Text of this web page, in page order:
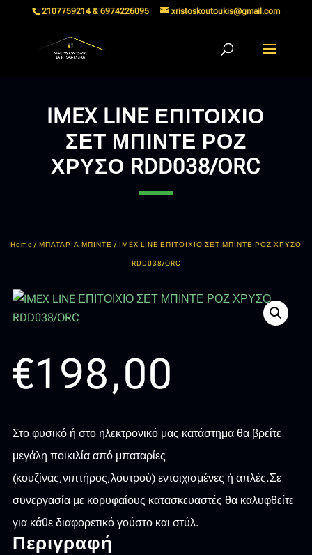
2107759214 & 6974226095 xristoskoutoukis@gmail.com
IMEX LINE ΕΠΙΤΟΙΧΙΟ
ΣΕΤ ΜΠΙΝΤΕ ΡΟΖ
ΧΡΥΣΟ RDD038/ORC
Home / ΜΠΑΤΑΡΙΑ ΜΠΙΝΤΕ / IMEX LINE ΕΠΙΤΟΙΧΙΟ ΣΕΤ ΜΠΙΝΤΕ ΡΟΖ ΧΡΥΣΟ
RDD038/ORC
€198,00
Στο φυσικό ή στο ηλεκτρονικό μας κατάστημα θα βρείτε
μεγάλη ποικιλία από μπαταρίες
(κουζίνας,νιπτήρος,λουτρού) εντοιχισμένες ή απλές.Σε
συνεργασία με κορυφαίους κατασκευαστές θα καλυφθείτε
για κάθε διαφορετικό γούστο και στύλ.
Περιγραφή